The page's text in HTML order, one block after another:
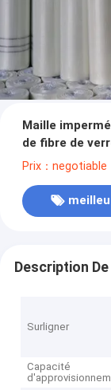
Maille
de fibre de
Prix：negotiable
Description
Surligner
Capacité